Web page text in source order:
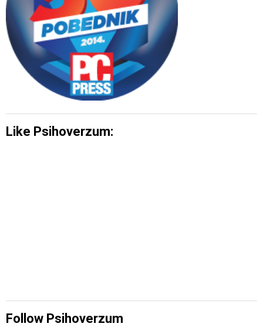
Like Psihoverzum:
Follow Psihoverzum